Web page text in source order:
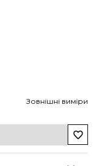
Зовнішні виміри